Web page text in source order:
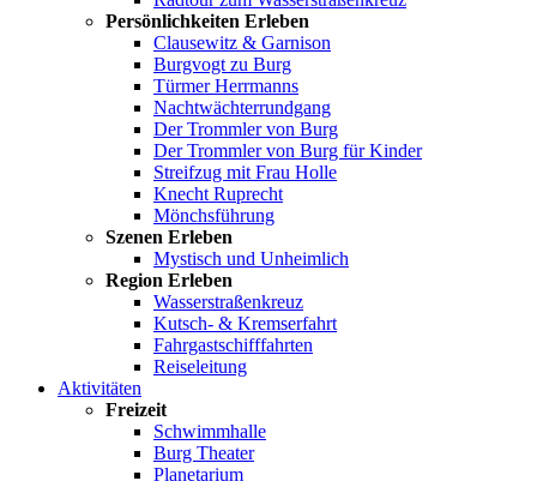
Persönlichkeiten Erleben
Clausewitz & Garnison
Burgvogt zu Burg
Türmer Herrmanns
Nachtwächterrundgang
Der Trommler von Burg
Der Trommler von Burg für Kinder
Streifzug mit Frau Holle
Knecht Ruprecht
Mönchsführung
Szenen Erleben
Mystisch und Unheimlich
Region Erleben
Wasserstraßenkreuz
Kutsch- & Kremserfahrt
Fahrgastschifffahrten
Reiseleitung
Aktivitäten
Freizeit
Schwimmhalle
Burg Theater
Planetarium